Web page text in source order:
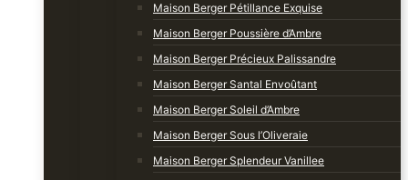
Maison Berger Pétillance Exquise
Maison Berger Poussière d’Ambre
Maison Berger Précieux Palissandre
Maison Berger Santal Envoûtant
Maison Berger Soleil d’Ambre
Maison Berger Sous l’Oliveraie
Maison Berger Splendeur Vanillee